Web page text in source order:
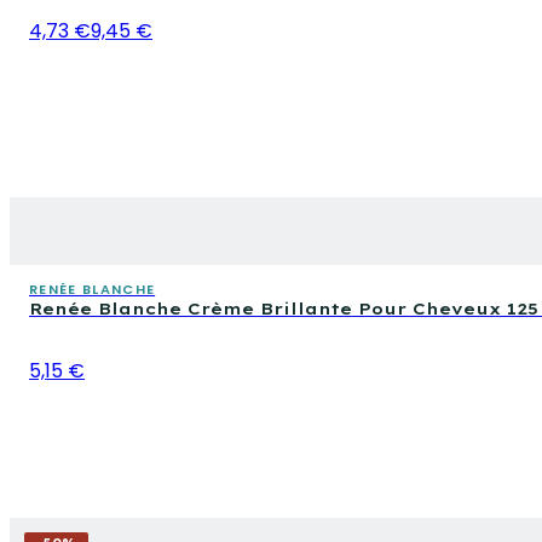
4,73 €9,45 €
RENÉE BLANCHE
Renée Blanche Crème Brillante Pour Cheveux
5,15 €